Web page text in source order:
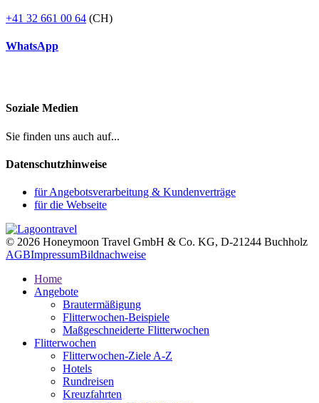
+41 32 661 00 64 (CH)
WhatsApp
Soziale Medien
Sie finden uns auch auf...
Datenschutzhinweise
für Angebotsverarbeitung & Kundenverträge
für die Webseite
© 2026 Honeymoon Travel GmbH & Co. KG, D-21244 Buchholz
AGBImpressumBildnachweise
Home
Angebote
Brautermäßigung
Flitterwochen-Beispiele
Maßgeschneiderte Flitterwochen
Flitterwochen
Flitterwochen-Ziele A-Z
Hotels
Rundreisen
Kreuzfahrten